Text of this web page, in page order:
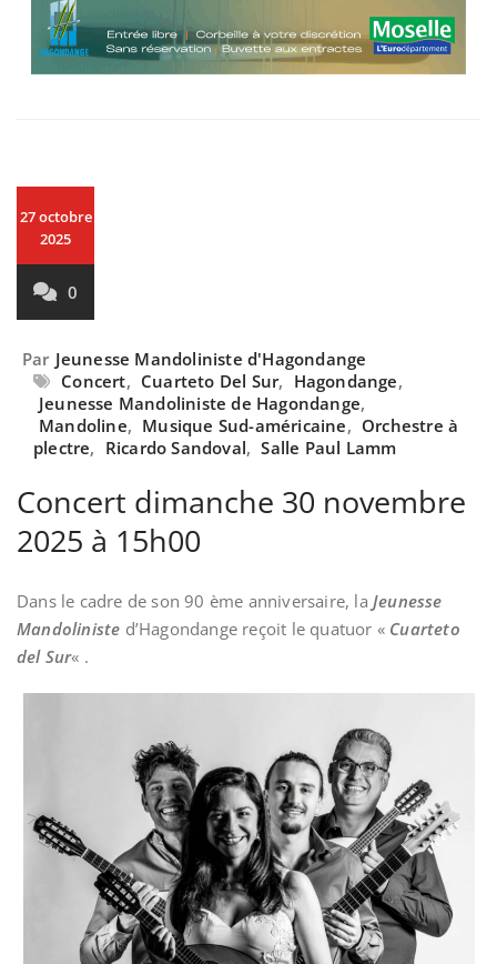
27 octobre
2025
0
Par Jeunesse Mandoliniste d'Hagondange
Concert, Cuarteto Del Sur, Hagondange,
Jeunesse Mandoliniste de Hagondange,
Mandoline, Musique Sud-américaine, Orchestre à
plectre, Ricardo Sandoval, Salle Paul Lamm
Concert dimanche 30 novembre
2025 à 15h00
Dans le cadre de son 90 ème anniversaire, la Jeunesse
Mandoliniste d’Hagondange reçoit le quatuor « Cuarteto
del Sur« .